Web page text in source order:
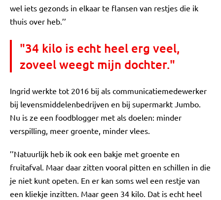
wel iets gezonds in elkaar te flansen van restjes die ik
thuis over heb.’’
"34 kilo is echt heel erg veel,
zoveel weegt mijn dochter."
Ingrid werkte tot 2016 bij als communicatiemedewerker
bij levensmiddelenbedrijven en bij supermarkt Jumbo.
Nu is ze een foodblogger met als doelen: minder
verspilling, meer groente, minder vlees.
’’Natuurlijk heb ik ook een bakje met groente en
fruitafval. Maar daar zitten vooral pitten en schillen in die
je niet kunt opeten. En er kan soms wel een restje van
een kliekje inzitten. Maar geen 34 kilo. Dat is echt heel